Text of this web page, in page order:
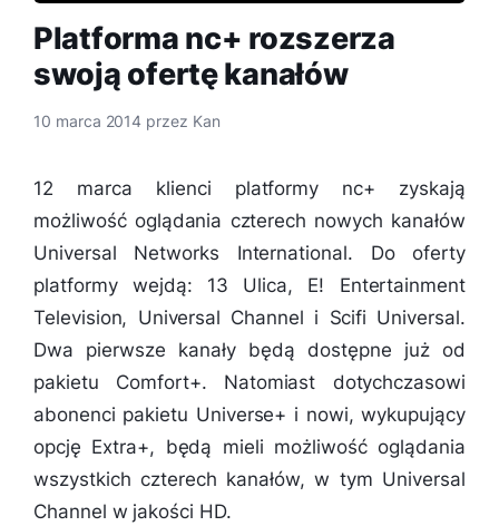
Platforma nc+ rozszerza
swoją ofertę kanałów
10 marca 2014 przez Kan
12 marca klienci platformy nc+ zyskają
możliwość oglądania czterech nowych kanałów
Universal Networks International. Do oferty
platformy wejdą: 13 Ulica, E! Entertainment
Television, Universal Channel i Scifi Universal.
Dwa pierwsze kanały będą dostępne już od
pakietu Comfort+. Natomiast dotychczasowi
abonenci pakietu Universe+ i nowi, wykupujący
opcję Extra+, będą mieli możliwość oglądania
wszystkich czterech kanałów, w tym Universal
Channel w jakości HD.